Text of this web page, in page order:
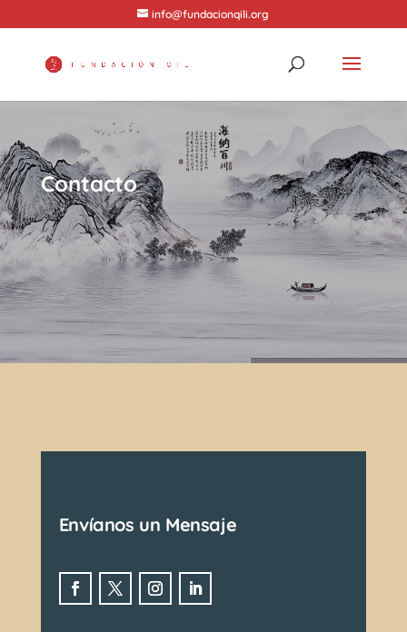
info@fundacionqili.org
Contacto
Envíanos un Mensaje